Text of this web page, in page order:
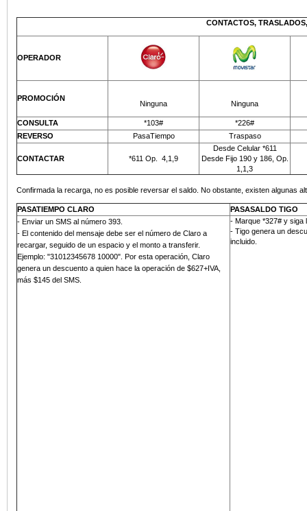
CONTACTOS,
OPERADOR
PROMOCIÓN
Ninguna Ninguna
CONSULTA *103#
*226#
REVERSO
PasaTiempo Traspaso
CONTACTAR *611 Op. 4,1,9
Desde Celular *611
Desde Fijo 190 y 186, Op.
1,1,3
Confirmada la recarga, no es posible reversar el saldo. No obstante, existen algunas
PASATIEMPO CLARO
PASASALDO TIGO
- Enviar un SMS al número 393
- El contenido del mensaje debe ser el número de Claro a
recargar, seguido de un espacio y el monto a transferir.
Ejemplo: "31012345678 10000". Por esta operación, Claro
genera un descuento a quien hace la operación de $627+IVA,
más $145 del SMS
- Marque *327# y siga
- Tigo genera un
incluido.